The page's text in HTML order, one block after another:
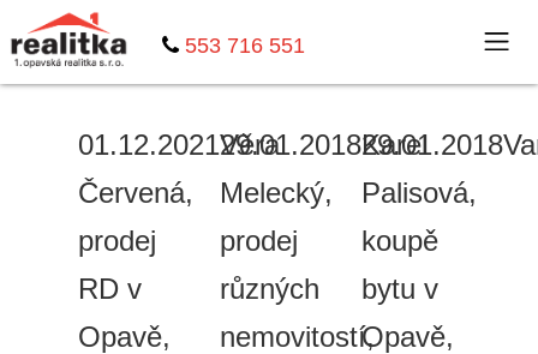
553 716 551
01.12.2021Věra
Červená,
prodej
RD v
Opavě,
29.01.2018Karel
Melecký,
prodej
různých
nemovitostí,
29.01.2018
Palisová,
koupě
bytu v
Opavě,